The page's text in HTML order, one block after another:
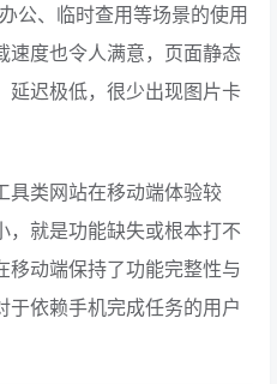
公、临时查用等场景的使用
速度也令人满意，页面静态
延迟极低，很少出现图片卡
具类网站在移动端体验较
，就是功能缺失或根本打不
移动端保持了功能完整性与
于依赖手机完成任务的用户